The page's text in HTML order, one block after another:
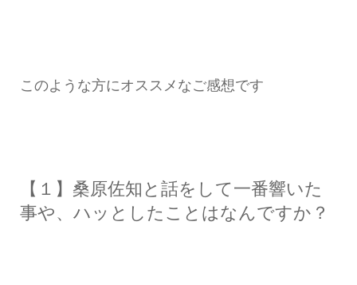
このような方にオススメなご感想です
【１】桑原佐知と話をして一番響いた
事や、ハッとしたことはなんですか？